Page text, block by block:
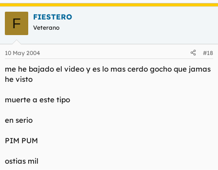
Manuxos rebuznó:
Un video
OJO, VIDEO:
https://www.doctoramor.com/foro/attachment.php?
s=&postid=488337
documento pajillero excepcional. Si quieren pueden usar
este pase particular. Nombre:
Calentir rebuznó:
Calentir rebuznó:
F FIESTERO
Veterano
10 May 2004 #18
me he bajado el video y es lo mas cerdo gocho que jamas
he visto
muerte a este tipo
en serio
PIM PUM
ostias mil